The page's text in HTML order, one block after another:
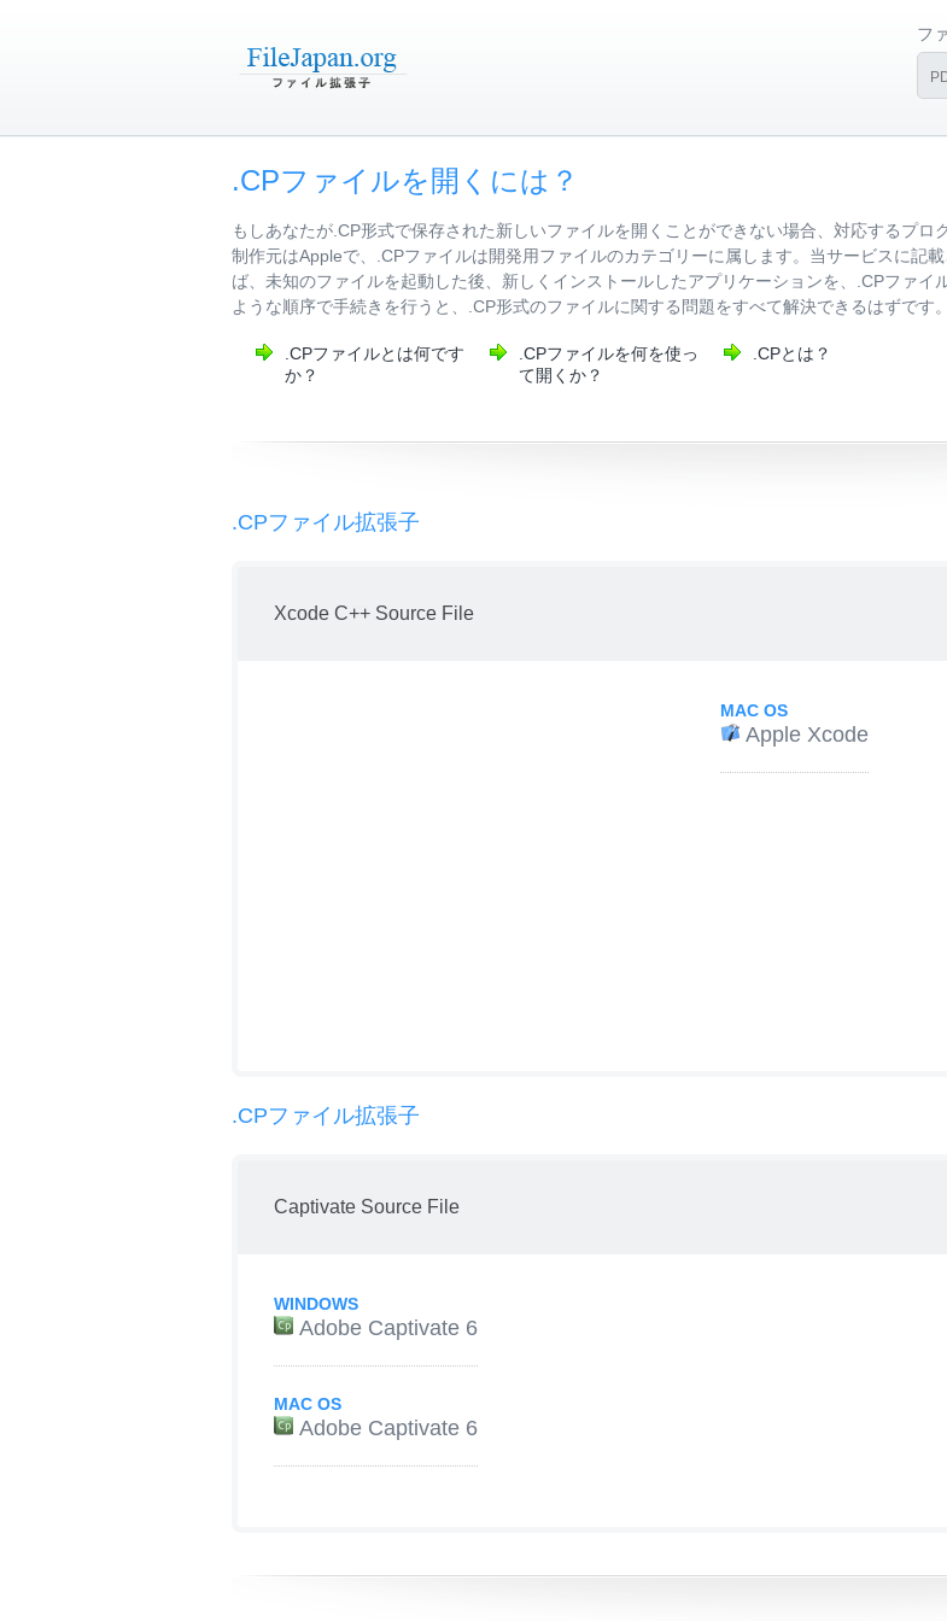
フ
.CPファイルを開くには？
もしあなたが.CP形式で保存された新しいファイルを開くことができない場合、対応するプ
制作元はAppleで、.CPファイルは開発用ファイルのカテゴリーに属します。当サービスに記
ば、未知のファイルを起動した後、新しくインストールしたアプリケーションを、.CPファ
ような順序で手続きを行うと、.CP形式のファイルに関する問題をすべて解決できるはずです。
.CPファイルとは何です
か？
.CPファイルを何を使っ
て開くか？
.CPとは？
.CPファイル拡張子
Xcode C++ Source File
MAC OS
Apple Xcode
.CPファイル拡張子
Captivate Source File
WINDOWS
Adobe Captivate 6
MAC OS
Adobe Captivate 6